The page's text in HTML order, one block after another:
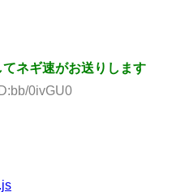
ネギ速がお送りします
0ivGU0